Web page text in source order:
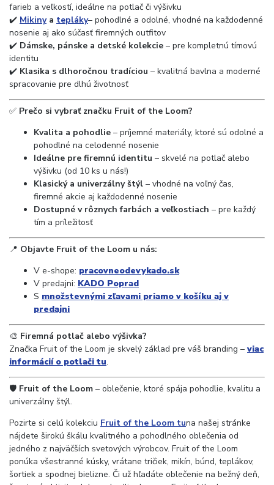
farieb a veľkostí, ideálne na potlač či výšivku
✔️ Mikinya tepláky– pohodlné a odolné, vhodné na každodenné
nosenie aj ako súčasť firemných outfitov
✔️ Dámske, pánske a detské kolekcie – pre kompletnú tímovú
identitu
✔️ Klasika s dlhoročnou tradíciou – kvalitná bavlna a moderné
spracovanie pre dlhú životnosť
✅ Prečo si vybrať značku Fruit of the Loom?
Kvalita a pohodlie – príjemné materiály, ktoré sú odolné a
pohodlné na celodenné nosenie
Ideálne pre firemnú identitu – skvelé na potlač alebo
výšivku (od 10 ks u nás!)
Klasický a univerzálny štýl – vhodné na voľný čas,
firemné akcie aj každodenné nosenie
Dostupné v rôznych farbách a veľkostiach – pre každý
tím a príležitosť
📍 Objavte Fruit of the Loom u nás:
V e-shope: pracovneodevykado.sk
V predajni: KADO Poprad
S množstevnými zľavami priamo v košíku aj v
predajni
🎨 Firemná potlač alebo výšivka?
Značka Fruit of the Loom je skvelý základ pre váš branding – viac
informácií o potlači tu.
🛡️ Fruit of the Loom – oblečenie, ktoré spája pohodlie, kvalitu a
univerzálny štýl.
Pozirte si celú kolekciu Fruit of the Loom tuna našej stránke
nájdete širokú škálu kvalitného a pohodlného oblečenia od
jedného z najväčších svetových výrobcov. Fruit of the Loom
ponúka všestranné kúsky, vrátane tričiek, mikín, búnd, teplákov,
šortiek a spodnej bielizne. Či už hľadáte oblečenie na bežný deň,